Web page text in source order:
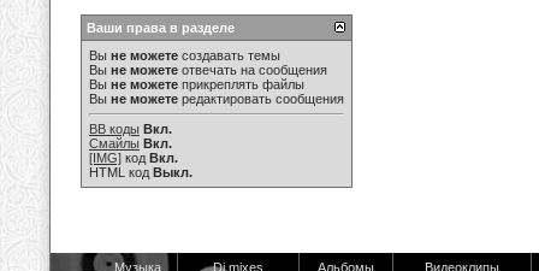
Ваши права в разделе
Вы не можете создавать темы
Вы не можете отвечать на сообщения
Вы не можете прикреплять файлы
Вы не можете редактировать сообщения
BB коды Вкл.
Смайлы Вкл.
[IMG] код Вкл.
HTML код Выкл.
Музыка Dj mixes Альбомы Видеоклипы